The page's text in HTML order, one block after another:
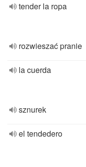
tender la ropa
rozwieszać pranie
la cuerda
sznurek
el tendedero